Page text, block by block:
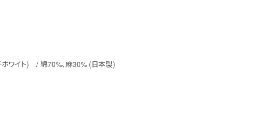
ホワイト) / 綿70%、麻30% (日本製)